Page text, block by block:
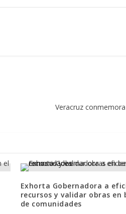
Veracruz
Exhorta Gobernadora a
recursos y validar obras en
de comunidades